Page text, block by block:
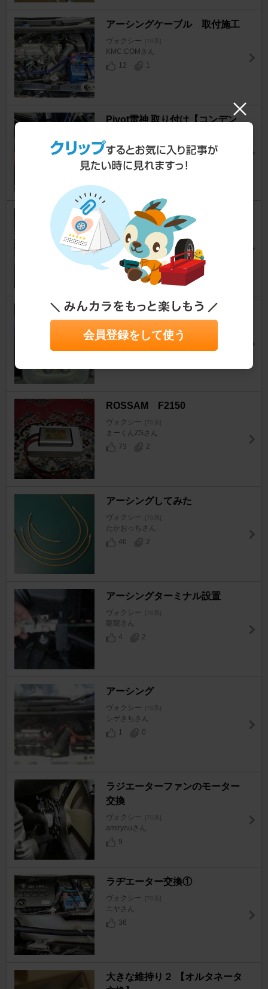
アーシングケーブル 取付施工
ヴォクシー [70系]
KMC.COMさん
12
1
Pivot雷神 取り付け【コンデン
ヴォクシー [70系]
KMC.COMさん
アーシング施工
ヴォクシー [70系]
3姉妹パパさんさん
21
3
ちょっとイナズマ
くぼたいさん
0
0
ROSSAM F2150
ヴォクシー [70系]
まーくんZSさん
73
2
アーシングしてみた
ヴォクシー [70系]
たかおっちさん
46
2
アーシングターミナル設置
ヴォクシー [70系]
龍龍さん
4
2
アーシング
ヴォクシー [70系]
シゲきちさん
1
0
ラジエーターファンのモーター
交換
ヴォクシー [70系]
amiryouさん
9
ラヂエーター交換①
ヴォクシー [70系]
ニヤさん
36
大きな維持り２ 【オルタネータ
会員登録をして使う